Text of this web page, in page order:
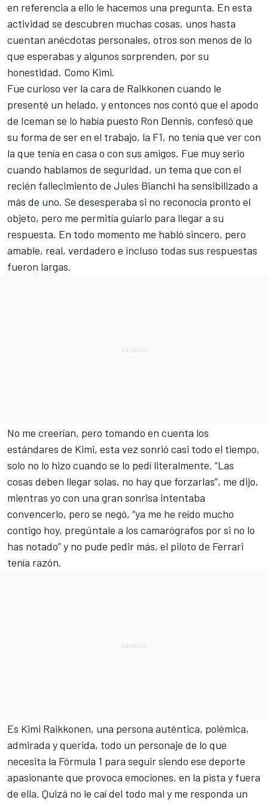
en referencia a ello le hacemos una pregunta. En esta
actividad se descubren muchas cosas, unos hasta
cuentan anécdotas personales, otros son menos de lo
que esperabas y algunos sorprenden, por su
honestidad. Como Kimi.
Fue curioso ver la cara de Raikkonen cuando le
presenté un helado, y entonces nos contó que el apodo
de Iceman se lo había puesto Ron Dennis, confesó que
su forma de ser en el trabajo, la F1, no tenía que ver con
la que tenía en casa o con sus amigos. Fue muy serio
cuando hablamos de seguridad, un tema que con el
recién fallecimiento de Jules Bianchi ha sensibilizado a
más de uno. Se desesperaba si no reconocía pronto el
objeto, pero me permitía guiarlo para llegar a su
respuesta. En todo momento me habló sincero, pero
amable, real, verdadero e incluso todas sus respuestas
fueron largas.
No me creerían, pero tomando en cuenta los
estándares de Kimi, esta vez sonrió casi todo el tiempo,
solo no lo hizo cuando se lo pedí literalmente. “Las
cosas deben llegar solas, no hay que forzarlas”, me dijo,
mientras yo con una gran sonrisa intentaba
convencerlo, pero se negó, “ya me he reído mucho
contigo hoy, pregúntale a los camarógrafos por si no lo
has notado” y no pude pedir más, el piloto de Ferrari
tenía razón.
Es Kimi Raikkonen, una persona auténtica, polémica,
admirada y querida, todo un personaje de lo que
necesita la Fórmula 1 para seguir siendo ese deporte
apasionante que provoca emociones, en la pista y fuera
de ella. Quizá no le caí del todo mal y me responda un